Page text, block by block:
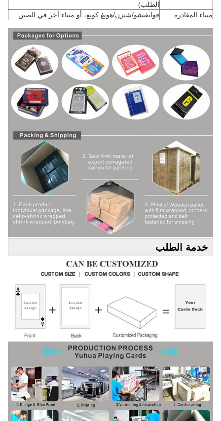
الطلب)
ميناء المغادرة
قوانغتشو/شنزن/هونغ كونغ، أو ميناء آخر في الصين
خدمة الطلب